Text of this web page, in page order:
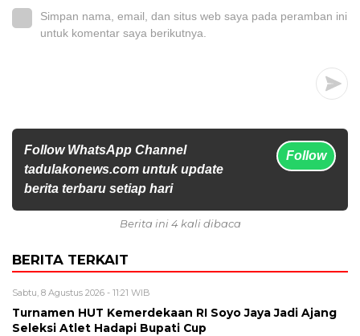
Simpan nama, email, dan situs web saya pada peramban ini
untuk komentar saya berikutnya.
Follow WhatsApp Channel
tadulakonews.com untuk update
berita terbaru setiap hari
Follow
Berita ini 4 kali dibaca
BERITA TERKAIT
Sabtu, 8 Agustus 2026 - 11:21 WIB
Turnamen HUT Kemerdekaan RI Soyo Jaya Jadi Ajang
Seleksi Atlet Hadapi Bupati Cup